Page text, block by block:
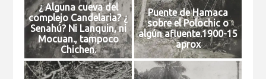
¿ Alguna cueva del
complejo Candelaria? ¿
Senahú? Ni Lanquin, ni
Mocuan., tampoco
Chichen.
Puente de Hamaca
sobre el Polochic o
algún afluente.1900-15
aprox